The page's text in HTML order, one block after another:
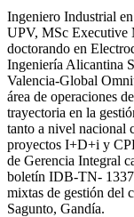
Ingeniero Industrial
UPV, MSc Executive
doctorando en
Ingeniería Alicantina
Valencia-Global
área de operaciones
trayectoria en la
tanto a nivel nacional
proyectos I+D+i y
de Gerencia Integral
boletín IDB-TN- 1337
mixtas de gestión del
Sagunto, Gandía.